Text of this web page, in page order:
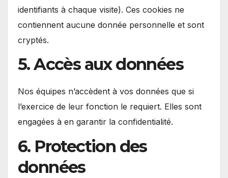
identifiants à chaque visite). Ces cookies ne
contiennent aucune donnée personnelle et sont
cryptés.
5. Accès aux données
Nos équipes n’accèdent à vos données que si
l’exercice de leur fonction le requiert. Elles sont
engagées à en garantir la confidentialité.
6. Protection des
données